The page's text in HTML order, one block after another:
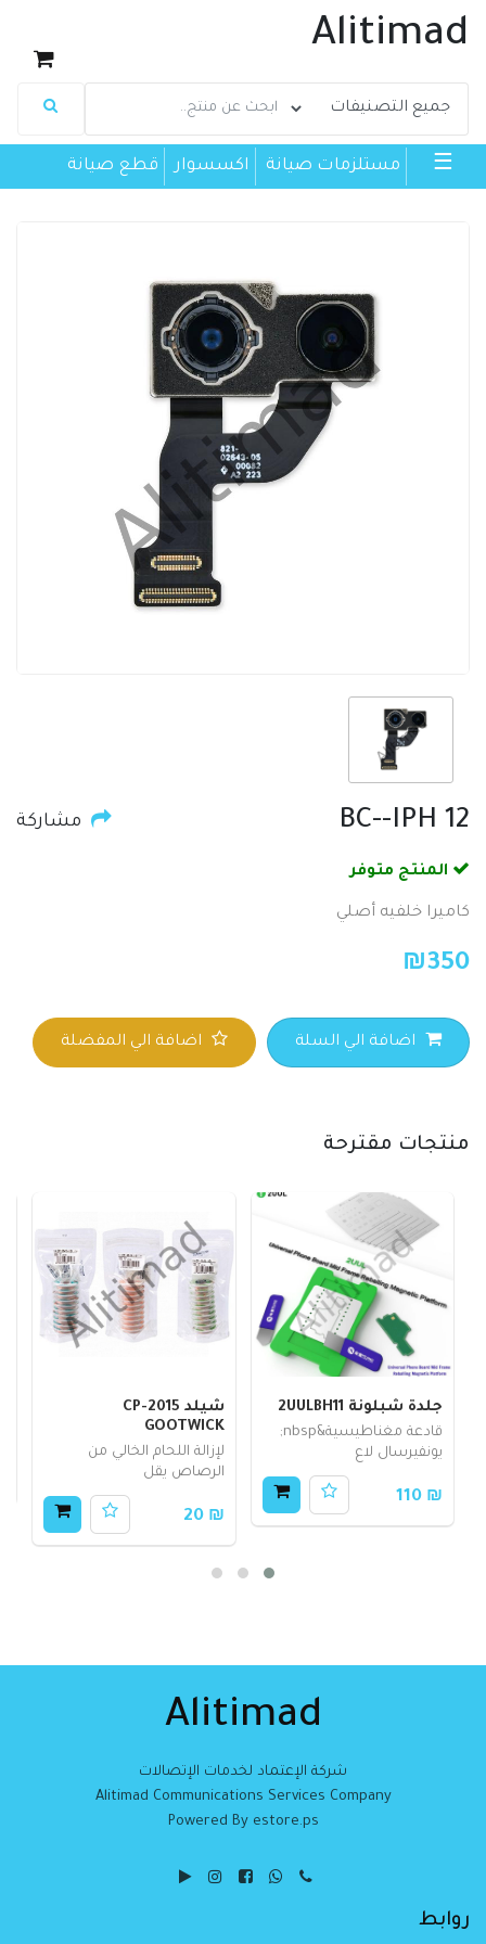
Alitimad
☰ مستلزمات صيانة اكسسوار قطع صيانة
BC--IPH 12 مشاركة
المنتج متوفر
كاميرا خلفيه أصلي
₪350
اضافة الي السلة اضافة الي المفضلة
منتجات مقترحة
جلدة شبلونة 2UULBH11
قادعة مغناطيسية&nbsp;
يونفيرسال لاع
₪ 110
شيلد CP-2015
GOOTWICK
لإزالة اللحام الخالي من
الرصاص يقل
₪ 20
Alitimad
شركة الإعتماد لخدمات الإتصالات
Alitimad Communications Services Company
Powered By estore.ps
روابط